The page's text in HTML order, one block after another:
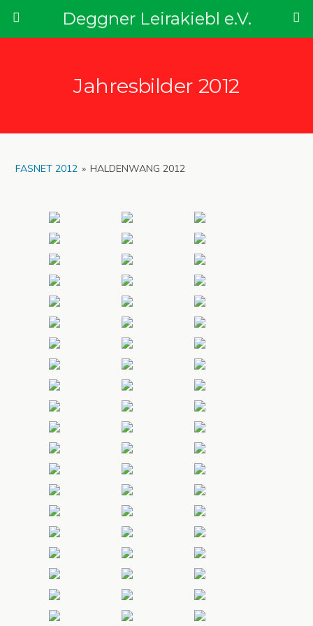
Deggner Leirakiebl e.V.
Jahresbilder 2012
FASNET 2012 » HALDENWANG 2012